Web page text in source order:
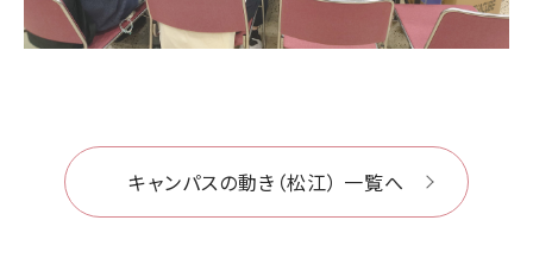
キャンパスの動き（松江） 一覧へ